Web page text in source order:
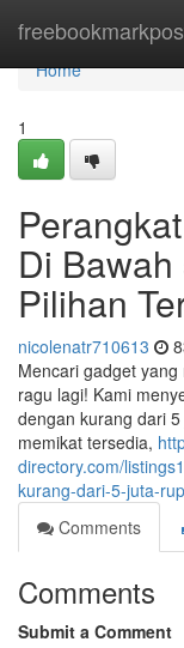
Home
Home
1
Di
Pilihan
nicolenatr710613
Mencari gadget
ragu lagi! Kami
dengan kurang dari
memikat tersedia,
directory.com/
kurang-dari-5-juta-
Comments
Comments
Submit a Comment